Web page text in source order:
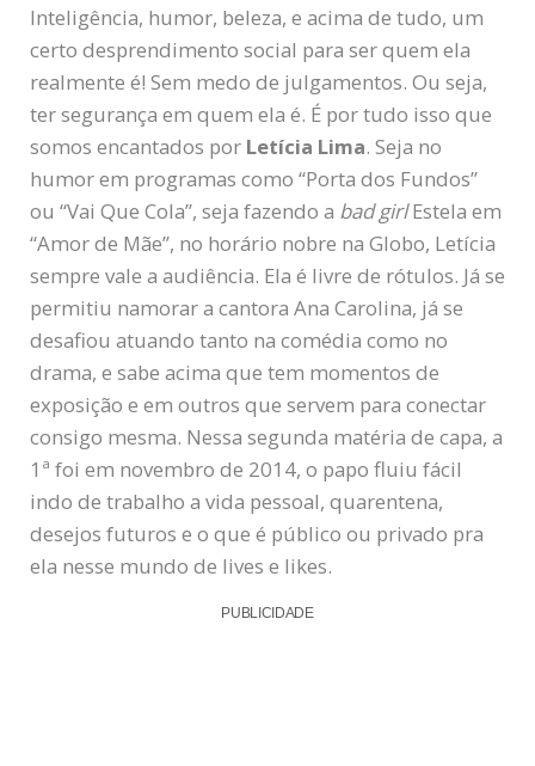
Inteligência, humor, beleza, e acima de tudo, um
certo desprendimento social para ser quem ela
realmente é! Sem medo de julgamentos. Ou seja,
ter segurança em quem ela é. É por tudo isso que
somos encantados por Letícia Lima. Seja no
humor em programas como “Porta dos Fundos”
ou “Vai Que Cola”, seja fazendo a bad girlEstela em
“Amor de Mãe”, no horário nobre na Globo, Letícia
sempre vale a audiência. Ela é livre de rótulos. Já se
permitiu namorar a cantora Ana Carolina, já se
desafiou atuando tanto na comédia como no
drama, e sabe acima que tem momentos de
exposição e em outros que servem para conectar
consigo mesma. Nessa segunda matéria de capa, a
1ª foi em novembro de 2014, o papo fluiu fácil
indo de trabalho a vida pessoal, quarentena,
desejos futuros e o que é público ou privado pra
ela nesse mundo de lives e likes.
PUBLICIDADE